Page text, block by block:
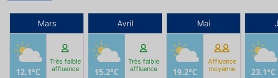
Mars
12.1°C
Très faible
affluence
Avril
15.2°C
Très faible
affluence
Mai
19.2°C
Affluence
moyenne
23.1°C